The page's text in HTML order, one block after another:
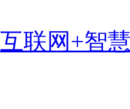
互联网+智